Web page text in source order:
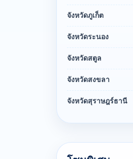
จังหวัดภูเก็ต
จังหวัดระนอง
จังหวัดสตูล
จังหวัดสงขลา
จังหวัดสุราษฎร์ธานี